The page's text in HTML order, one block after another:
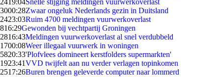
2419:04Snelle stijging meldingen vuurwerkoverlast
3000:28Zwaar ongeluk Nederlands gezin in Duitsland
2423:03Ruim 4700 meldingen vuurwerkoverlast
816:29Gewonden bij vechtpartij Groningen
2816:43Meldingen vuurwerkoverlast al snel verdubbeld
1700:08Weer illegaal vuurwerk in woningen
5820:33'Plofvlees domineert kerstfolders supermarkten'
1923:41VVD twijfelt aan nu verder verlagen topinkomen
2517:26Buren brengen geleverde computer naar lommerd